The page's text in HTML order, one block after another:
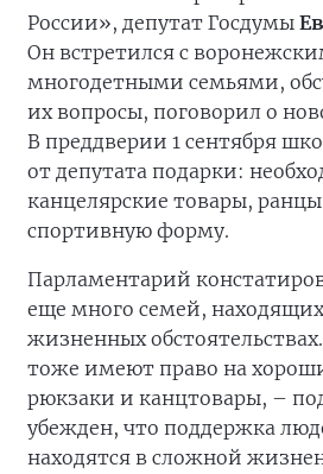
России», депутат Госдумы
Он встретился с
многодетными семьями,
их вопросы, поговорил о
В преддверии 1 сентября
от депутата подарки:
канцелярские товары,
спортивную форму.
Парламентарий
еще много семей,
жизненных
тоже имеют право на
рюкзаки и канцтовары, –
убежден, что поддержка
находятся в сложной